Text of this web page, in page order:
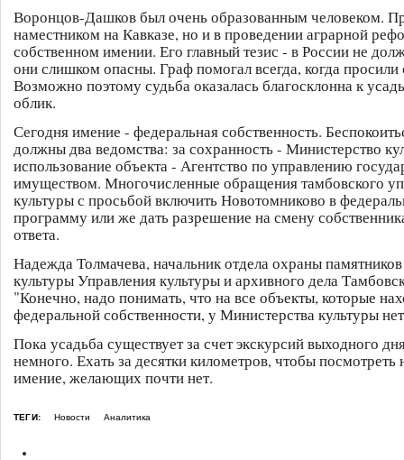
Воронцов-Дашков был очень образованным человеком.
наместником на Кавказе, но и в проведении аграрной
собственном имении. Его главный тезис - в России не
они слишком опасны. Граф помогал всегда, когда
Возможно поэтому судьба оказалась благосклонна к
облик.
Сегодня имение - федеральная собственность.
должны два ведомства: за сохранность - Министерство
использование объекта - Агентство по управлению
имуществом. Многочисленные обращения тамбовского
культуры с просьбой включить Новотомниково в
программу или же дать разрешение на смену
ответа.
Надежда Толмачева, начальник отдела охраны
культуры Управления культуры и архивного дела
"Конечно, надо понимать, что на все объекты, которые
федеральной собственности, у Министерства культуры
Пока усадьба существует за счет экскурсий выходного
немного. Ехать за десятки километров, чтобы
имение, желающих почти нет.
ТЕГИ: Новости Аналитика